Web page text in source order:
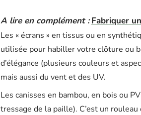
A lire en complément : Fabriquer
Les « écrans » en tissus ou en
utilisée pour habiller votre clôture ou
d’élégance (plusieurs couleurs et
mais aussi du vent et des UV.
Les canisses en bambou, en bois ou
tressage de la paille). C’est un